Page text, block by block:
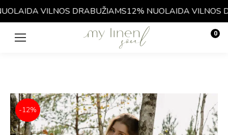
VILNOS DRABUŽIAMS12% NUOLAIDA VILNOS
0
-12%